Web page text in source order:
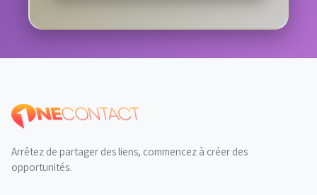
Arrêtez de partager des liens, commencez à créer des
opportunités.